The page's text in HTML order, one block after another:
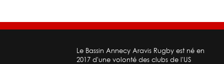
Le Bassin Annecy Aravis Rugby est né en
2017 d'une volonté des clubs de l'US